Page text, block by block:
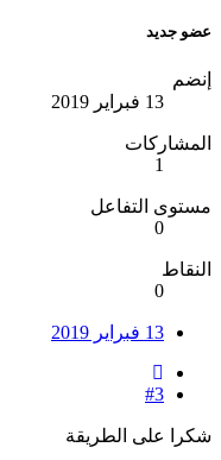
عضو جديد
إنضم
13 فبراير 2019
المشاركات
1
مستوى التفاعل
0
النقاط
0
13 فبراير 2019
#3
شكرا على الطريقة